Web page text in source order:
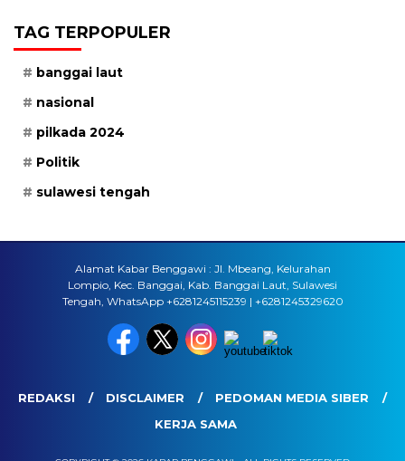
TAG TERPOPULER
banggai laut
nasional
pilkada 2024
Politik
sulawesi tengah
Alamat Kabar Benggawi : Jl. Mbeang, Kelurahan
Lompio, Kec. Banggai, Kab. Banggai Laut, Sulawesi
Tengah, WhatsApp +6281245115239 | +6281245329620
REDAKSI DISCLAIMER
PEDOMAN MEDIA SIBER
KERJA SAMA